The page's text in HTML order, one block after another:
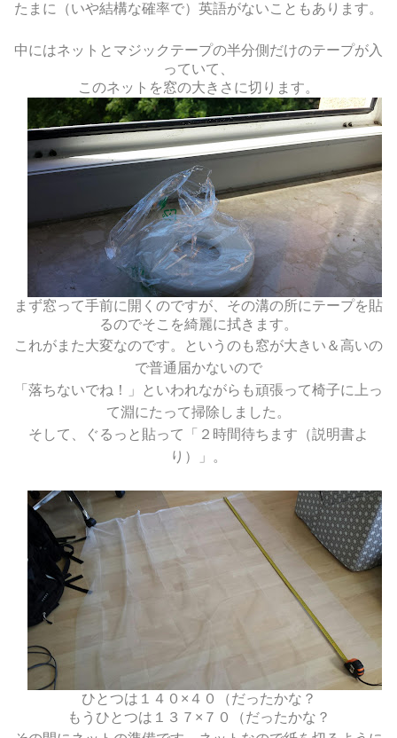
たまに（いや結構な確率で）英語がないこともあります。
中にはネットとマジックテープの半分側だけのテープが入
っていて、
このネットを窓の大きさに切ります。
まず窓って手前に開くのですが、その溝の所にテープを貼
るのでそこを綺麗に拭きます。
これがまた大変なのです。というのも窓が大きい＆高いの
で普通届かないので
「落ちないでね！」といわれながらも頑張って椅子に上っ
て淵にたって掃除しました。
そして、ぐるっと貼って「２時間待ちます（説明書よ
り）」。
ひとつは１４０×４０（だったかな？
もうひとつは１３７×７０（だったかな？